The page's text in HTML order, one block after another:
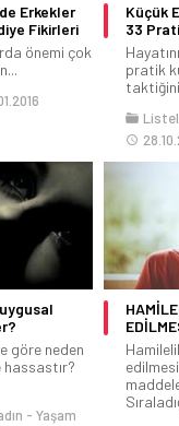
Erkekler
Fikirleri
önemi çok
Küçük
33
pratik
göre neden
Yaşam